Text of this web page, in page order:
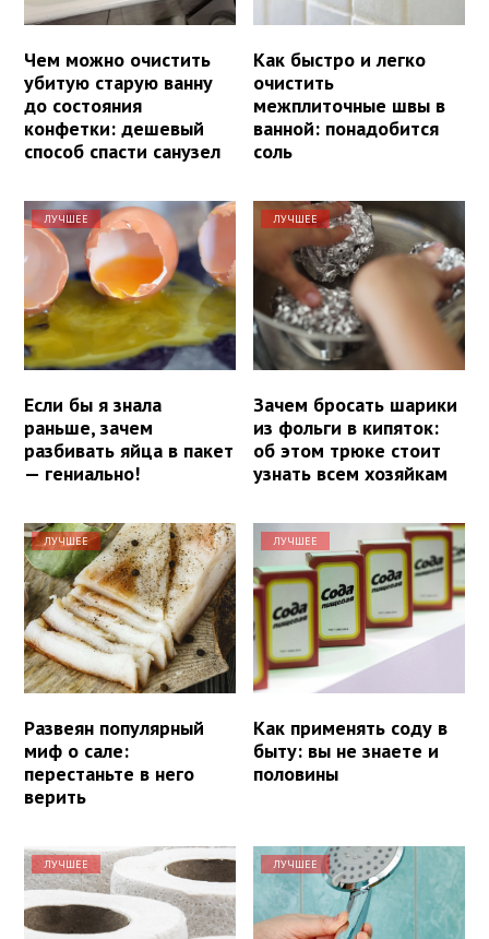
Чем можно очистить
убитую старую ванну
до состояния
конфетки: дешевый
способ спасти санузел
Как быстро и легко
очистить
межплиточные швы в
ванной: понадобится
соль
ЛУЧШЕЕ
Если бы я знала
раньше, зачем
разбивать яйца в пакет
— гениально!
ЛУЧШЕЕ
Зачем бросать шарики
из фольги в кипяток:
об этом трюке стоит
узнать всем хозяйкам
ЛУЧШЕЕ
Развеян популярный
миф о сале:
перестаньте в него
верить
ЛУЧШЕЕ
Как применять соду в
быту: вы не знаете и
половины
ЛУЧШЕЕ ЛУЧШЕЕ